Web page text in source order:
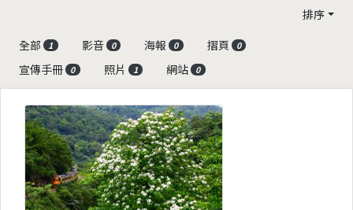
排序
全部
1 影音 0 海報 0 摺頁 0
宣傳手冊 0 照片 1 網站 0